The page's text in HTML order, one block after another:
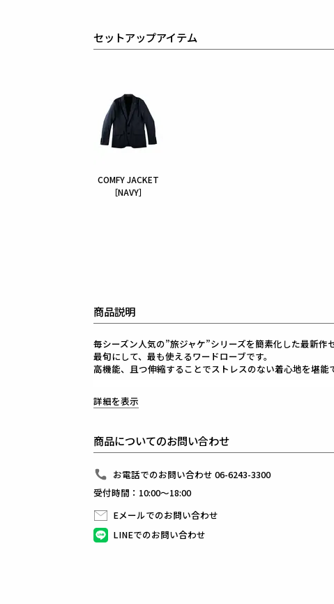
セットアップアイテム
COMFY JACKET
［NAVY］
商品説明
毎シーズン人気の”旅ジャケ”シリーズを簡素化した最新作
最旬にして、最も使えるワードローブです。
高機能、且つ伸縮することでストレスのない着心地を堪能
1PIU1UGUALE3が得意とするシャープで美しいシルエット
3Dパターン＆立体裁断により細身ながらストレスのない着
フロントのセンタークリースが特徴的で、裾始末はクラシ
インナーはシャツに限らず、ニットやカットソーと合わせ
快適性とドレス性を兼ね備えシーンを選ばない万能セット
素材
HIGH TENSION TRICOT
outer : nylon 88% polyurethane 12%
other : cotton 100%
詳細を表示
商品についてのお問い合わせ
お電話でのお問い合わせ 06-6243-3300
受付時間：10:00～18:00
Eメールでのお問い合わせ
LINEでのお問い合わせ